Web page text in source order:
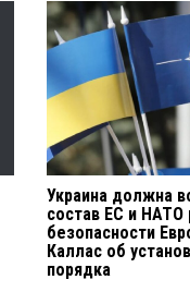
Украина должна
состав ЕС и НАТО
безопасности
Каллас об
порядка